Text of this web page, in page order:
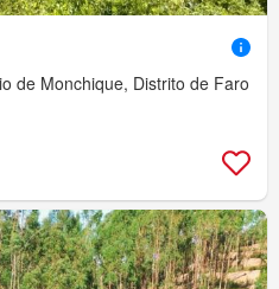
de Monchique, Distrito de Faro